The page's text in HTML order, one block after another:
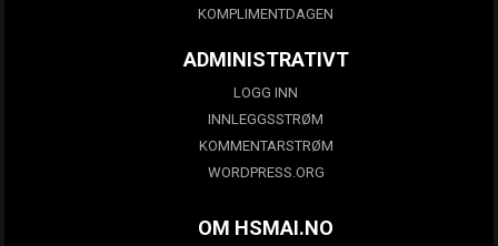
KOMPLIMENTDAGEN
ADMINISTRATIVT
LOGG INN
INNLEGGSSTRØM
KOMMENTARSTRØM
WORDPRESS.ORG
OM HSMAI.NO